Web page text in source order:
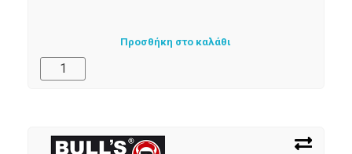
Προσθήκη στο καλάθι